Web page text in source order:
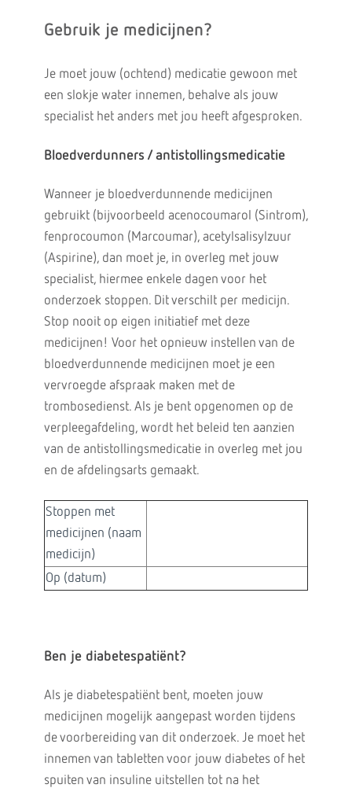
Gebruik je medicijnen?
Je moet jouw (ochtend) medicatie gewoon met
een slokje water innemen, behalve als jouw
specialist het anders met jou heeft afgesproken.
Bloedverdunners / antistollingsmedicatie
Wanneer je bloedverdunnende medicijnen
gebruikt (bijvoorbeeld acenocoumarol (Sintrom),
fenprocoumon (Marcoumar), acetylsalisylzuur
(Aspirine), dan moet je, in overleg met jouw
specialist, hiermee enkele dagen voor het
onderzoek stoppen. Dit verschilt per medicijn.
Stop nooit op eigen initiatief met deze
medicijnen! Voor het opnieuw instellen van de
bloedverdunnende medicijnen moet je een
vervroegde afspraak maken met de
trombosedienst. Als je bent opgenomen op de
verpleegafdeling, wordt het beleid ten aanzien
van de antistollingsmedicatie in overleg met jou
en de afdelingsarts gemaakt.
Stoppen met
medicijnen (naam
medicijn)
Op (datum)
Ben je diabetespatiënt?
Als je diabetespatiënt bent, moeten jouw
medicijnen mogelijk aangepast worden tijdens
de voorbereiding van dit onderzoek. Je moet het
innemen van tabletten voor jouw diabetes of het
spuiten van insuline uitstellen tot na het